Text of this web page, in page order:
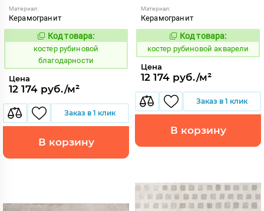
Материал:
Керамогранит
806753
Код товара:
костер рубиновой
благодарности
Цена
12 174 руб./м²
Заказ в 1 клик
В корзину
Материал:
Керамогранит
806750
Код товара:
костер рубиновой акварели
Цена
12 174 руб./м²
Заказ в 1 клик
В корзину